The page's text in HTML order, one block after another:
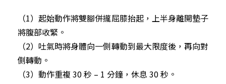
（1）起始動作將雙腳併攏屈膝抬起，上半身離開墊子
將腹部收緊。
（2）吐氣時將身體向一側轉動到最大限度後，再向對
側轉動。
（3）動作重複 30 秒 – 1 分鐘，休息 30 秒。